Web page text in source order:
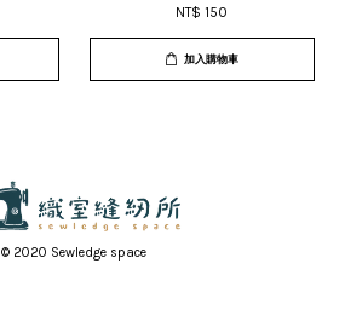
NT$ 150
加入購物車
© 2020 Sewledge space